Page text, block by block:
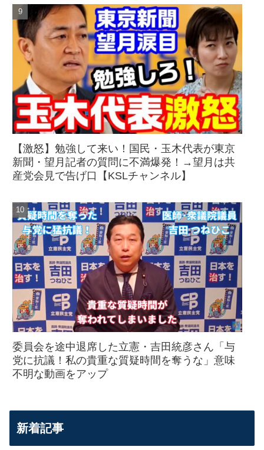
【激怒】勉強して来い！国民・玉木代表が東京
新聞・望月記者の質問に不満爆発！→望月は共
産党会見で告げ口【KSLチャンネル】
委員会を途中退席した立憲・吉田統彦さん「与
党に抗議！私の貴重な質疑時間を奪うな」意味
不明な動画をアップ
新着記事